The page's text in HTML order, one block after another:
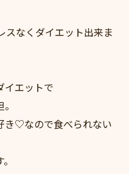
スなくダイエット出来ま
イエットで
♡なので食べられない